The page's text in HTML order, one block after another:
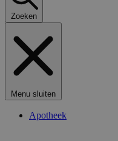
Zoeken
Menu sluiten
Apotheek